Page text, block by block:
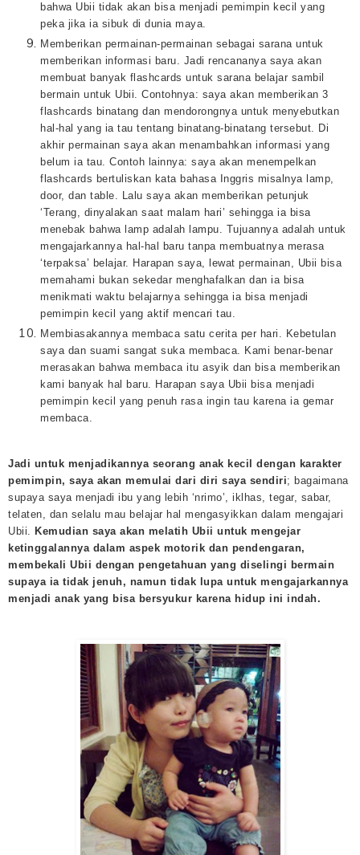
bahwa Ubii tidak akan bisa menjadi pemimpin kecil yang
peka jika ia sibuk di dunia maya.
Memberikan permainan-permainan sebagai sarana untuk
memberikan informasi baru. Jadi rencananya saya akan
membuat banyak flashcards untuk sarana belajar sambil
bermain untuk Ubii. Contohnya: saya akan memberikan 3
flashcards binatang dan mendorongnya untuk menyebutkan
hal-hal yang ia tau tentang binatang-binatang tersebut. Di
akhir permainan saya akan menambahkan informasi yang
belum ia tau. Contoh lainnya: saya akan menempelkan
flashcards bertuliskan kata bahasa Inggris misalnya lamp,
door, dan table. Lalu saya akan memberikan petunjuk
‘Terang, dinyalakan saat malam hari’ sehingga ia bisa
menebak bahwa lamp adalah lampu. Tujuannya adalah untuk
mengajarkannya hal-hal baru tanpa membuatnya merasa
‘terpaksa’ belajar. Harapan saya, lewat permainan, Ubii bisa
memahami bukan sekedar menghafalkan dan ia bisa
menikmati waktu belajarnya sehingga ia bisa menjadi
pemimpin kecil yang aktif mencari tau.
Membiasakannya membaca satu cerita per hari. Kebetulan
saya dan suami sangat suka membaca. Kami benar-benar
merasakan bahwa membaca itu asyik dan bisa memberikan
kami banyak hal baru. Harapan saya Ubii bisa menjadi
pemimpin kecil yang penuh rasa ingin tau karena ia gemar
membaca.
Jadi untuk menjadikannya seorang anak kecil dengan karakter
pemimpin, saya akan memulai dari diri saya sendiri; bagaimana
supaya saya menjadi ibu yang lebih ‘nrimo’, iklhas, tegar, sabar,
telaten, dan selalu mau belajar hal mengasyikkan dalam mengajari
Ubii. Kemudian saya akan melatih Ubii untuk mengejar
ketinggalannya dalam aspek motorik dan pendengaran,
membekali Ubii dengan pengetahuan yang diselingi bermain
supaya ia tidak jenuh, namun tidak lupa untuk mengajarkannya
menjadi anak yang bisa bersyukur karena hidup ini indah.